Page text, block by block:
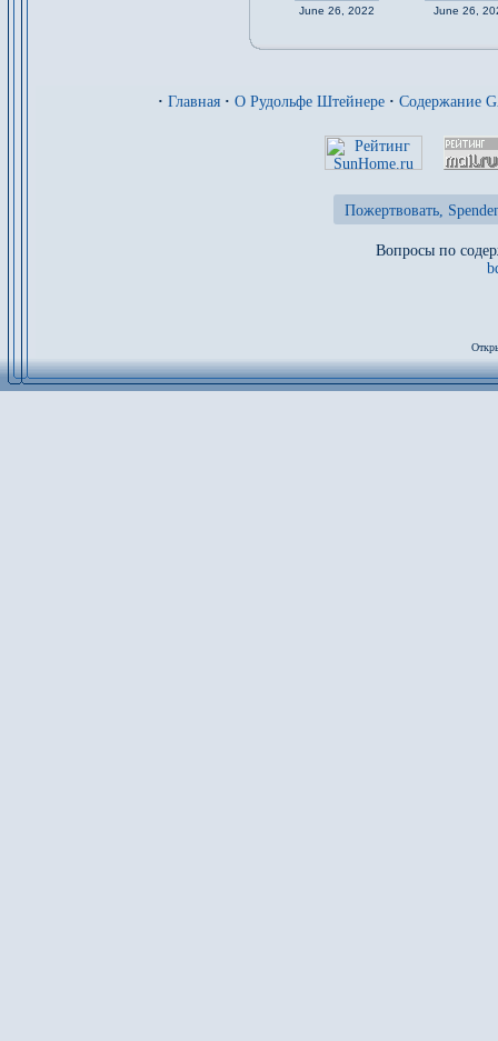
June 26, 2022 June 26,
· Главная · О Рудольфе Штейнере · Содержание
Пожертвовать,
Вопросы по